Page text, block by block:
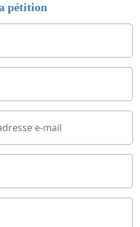
pétition
e-mail